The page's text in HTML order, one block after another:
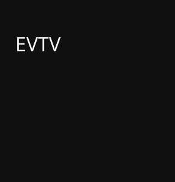
EVTV